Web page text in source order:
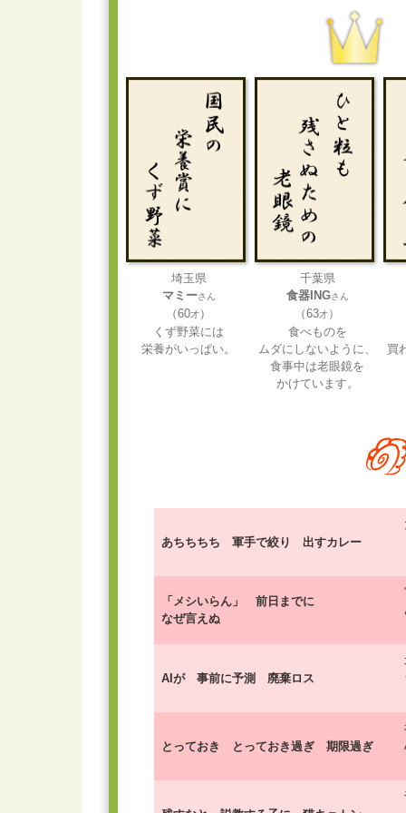
埼玉県
マミーさん
（60才）
千葉県
食器INGさん
（63才）
くず野菜には
栄養がいっぱい。
食べものを
ムダにしないように、
食事中は老眼鏡を
かけています。
買
あちちちち 軍手で絞り 出すカレー
「メシいらん」 前日までに
なぜ言えぬ
AIが 事前に予測 廃棄ロス
とっておき とっておき過ぎ 期限過ぎ